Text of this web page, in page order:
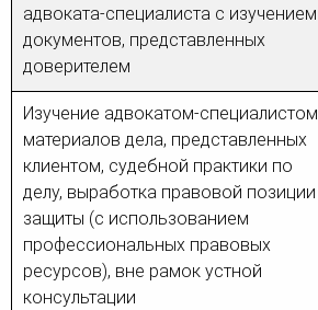
адвоката-специалиста с изучением
документов, представленных
доверителем
Изучение адвокатом-специалистом
материалов дела, представленных
клиентом, судебной практики по
делу, выработка правовой позиции
защиты (с использованием
профессиональных правовых
ресурсов), вне рамок устной
консультации